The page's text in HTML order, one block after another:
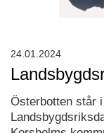
Österbotten står
24.01.2024